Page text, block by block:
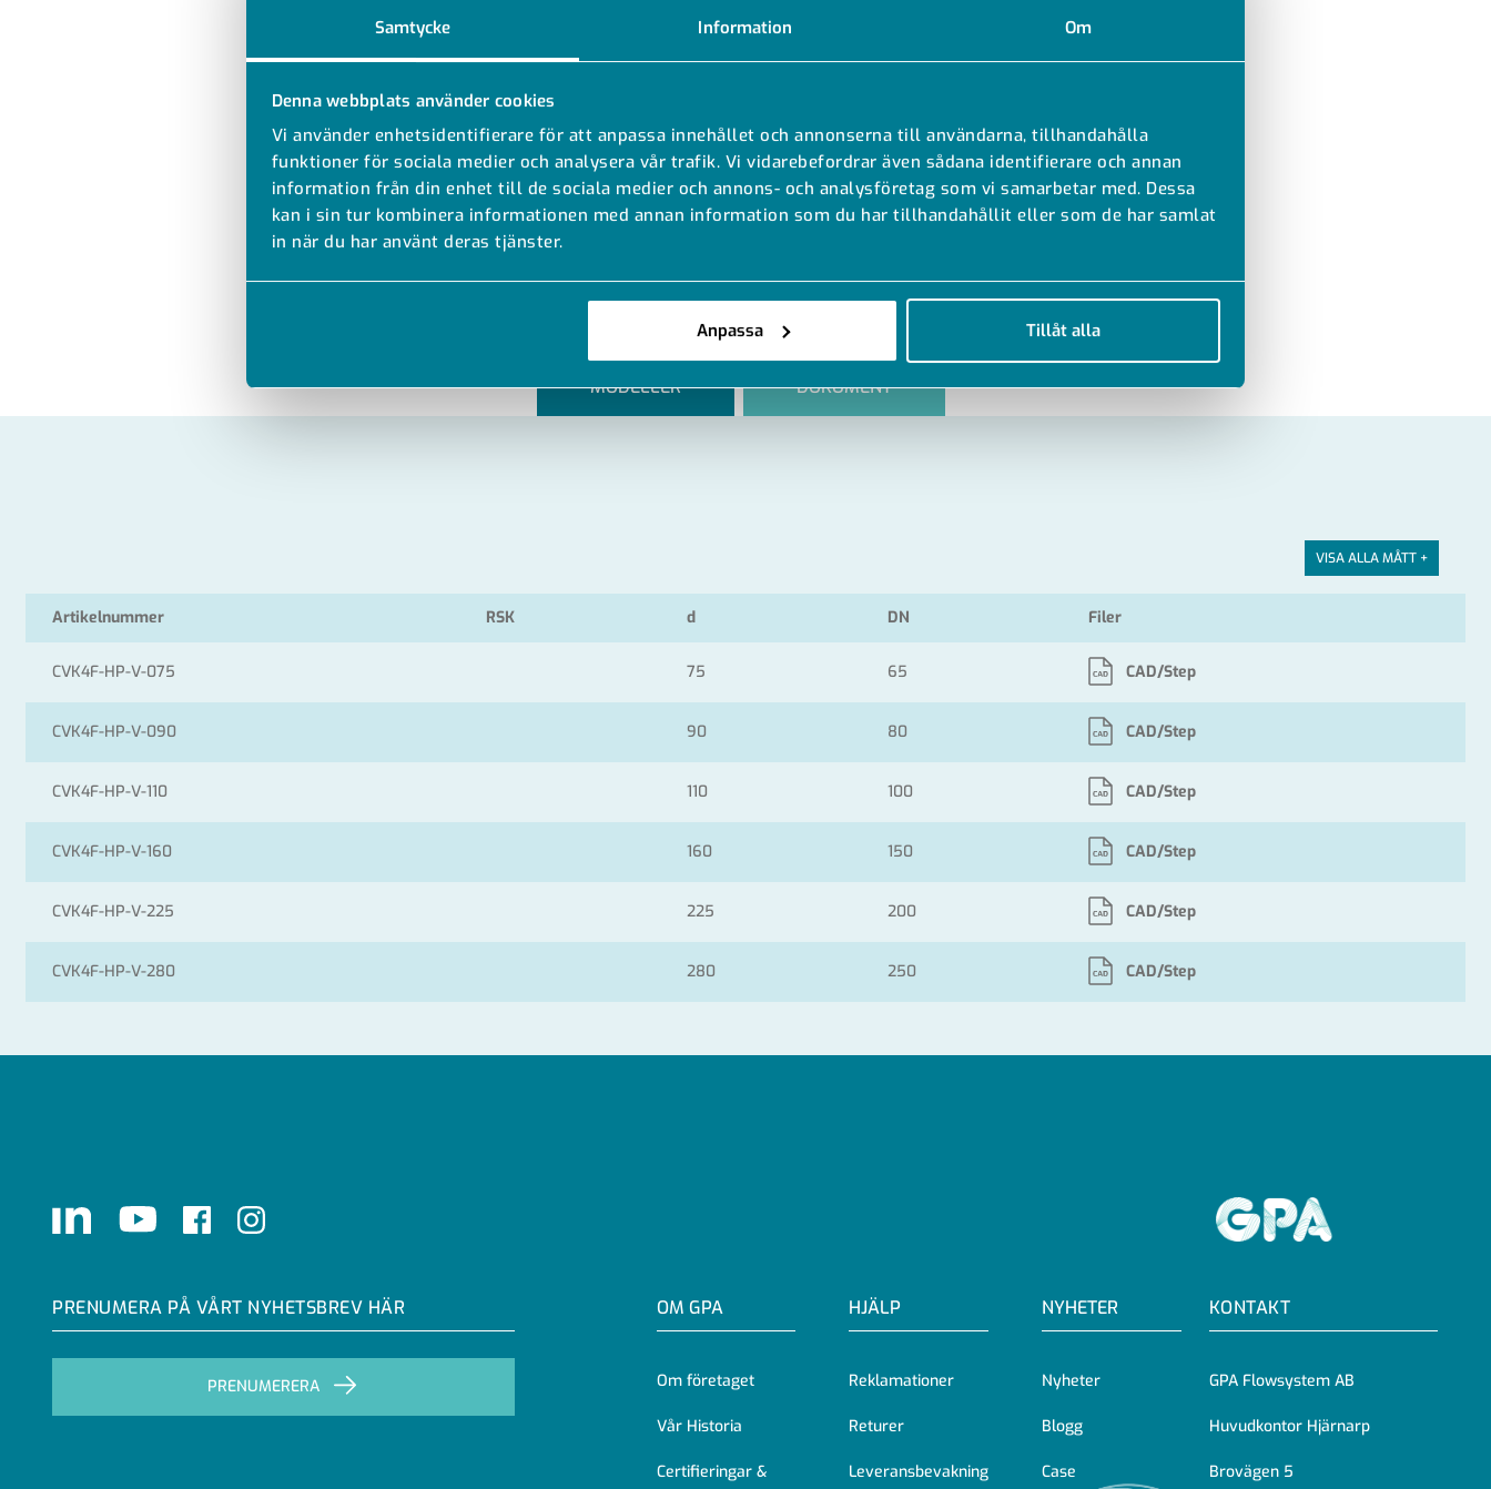
Samtycke Information Om
Denna webbplats använder cookies
Vi använder enhetsidentifierare för att anpassa innehållet och annonserna till användarna, tillhandahålla
funktioner för sociala medier och analysera vår trafik. Vi vidarebefordrar även sådana identifierare och annan
information från din enhet till de sociala medier och annons- och analysföretag som vi samarbetar med. Dessa
kan i sin tur kombinera informationen med annan information som du har tillhandahållit eller som de har samlat
in när du har använt deras tjänster.
Anpassa Tillåt alla
MODELLER DOKUMENT
VISA ALLA MÅTT +
Artikelnummer RSK d DN Filer
CVK4F-HP-V-075 75 65 CAD/Step
CVK4F-HP-V-090 90 80 CAD/Step
CVK4F-HP-V-110 110 100 CAD/Step
CVK4F-HP-V-160 160 150 CAD/Step
CVK4F-HP-V-225 225 200 CAD/Step
CVK4F-HP-V-280 280 250 CAD/Step
LinkedIn Youtube FacebookInstagram
PRENUMERA PÅ VÅRT NYHETSBREV HÄR
PRENUMERERA
OM GPA
Om företaget
Vår Historia
Certifieringar &
HJÄLP
Reklamationer
Returer
Leveransbevakning
NYHETER
Nyheter
Blogg
Case
KONTAKT
GPA Flowsystem AB
Huvudkontor Hjärnarp
Brovägen 5